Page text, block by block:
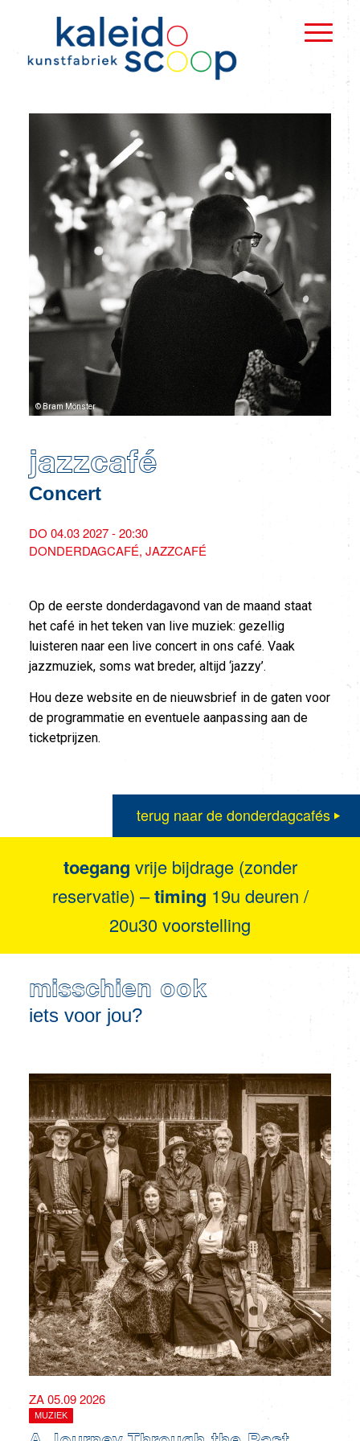
© Bram Mönster
jazzcafé
Concert
DO 04.03 2027 - 20:30
DONDERDAGCAFÉ JAZZCAFÉ
Op de eerste donderdagavond van de maand staat
het café in het teken van live muziek: gezellig
luisteren naar een live concert in ons café. Vaak
jazzmuziek, soms wat breder, altijd ‘jazzy’.
Hou deze website en de nieuwsbrief in de gaten voor
de programmatie en eventuele aanpassing aan de
ticketprijzen.
terug naar de donderdagcafés
toegang vrije bijdrage (zonder
reservatie) –timing 19u deuren /
20u30 voorstelling
misschien ook
iets voor jou?
ZA 05.09 2026
MUZIEK